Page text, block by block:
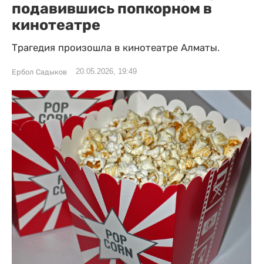
подавившись попкорном в
кинотеатре
Трагедия произошла в кинотеатре Алматы.
Ербол Садыков 20.05.2026, 19:49